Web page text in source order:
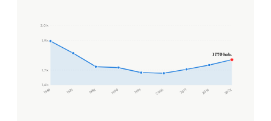
1,6 k
1,7 k
1,9 k
2,0 k
1968 1975 1982 1990 1999 2006 2011 2016 2022
1 770 hab.